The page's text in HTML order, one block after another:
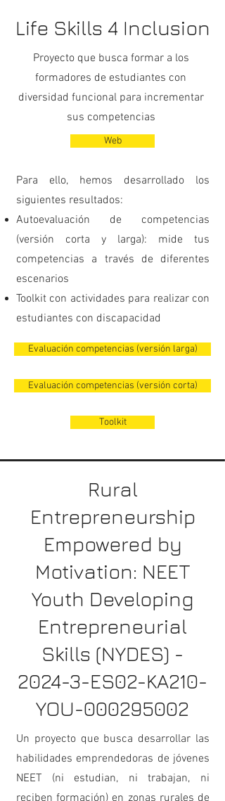
Life Skills 4 Inclusion
Proyecto que busca formar a los
formadores de estudiantes con
diversidad funcional para incrementar
sus competencias
Web
Para ello, hemos desarrollado los
siguientes resultados:
Autoevaluación de competencias
(versión corta y larga): mide tus
competencias a través de diferentes
escenarios
Toolkit con actividades para realizar con
estudiantes con discapacidad
Evaluación competencias (versión larga)
Evaluación competencias (versión corta)
Toolkit
Rural
Entrepreneurship
Empowered by
Motivation: NEET
Youth Developing
Entrepreneurial
Skills (NYDES) -
2024-3-ES02-KA210-
YOU-000295002
Un proyecto que busca desarrollar las
habilidades emprendedoras de jóvenes
NEET (ni estudian, ni trabajan, ni
reciben formación) en zonas rurales de